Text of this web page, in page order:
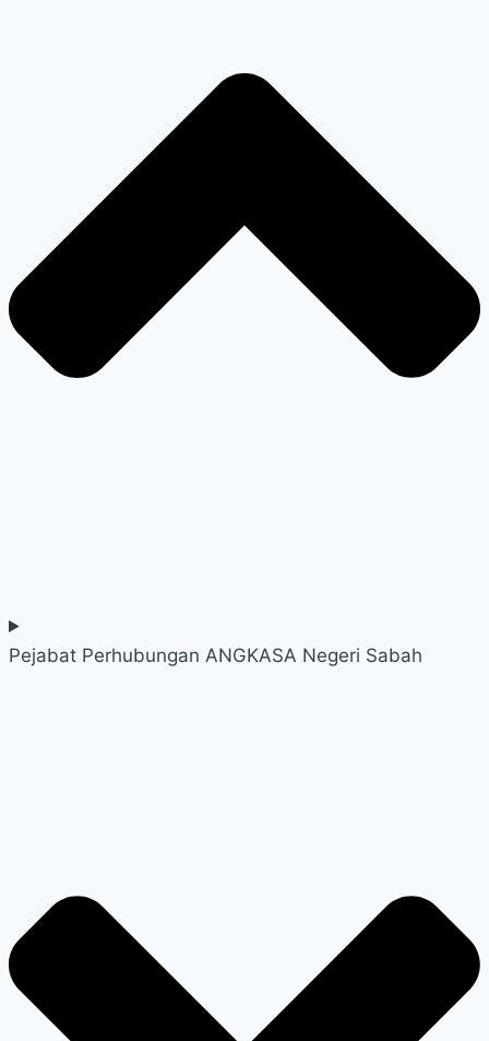
Pejabat Perhubungan ANGKASA Negeri Sabah